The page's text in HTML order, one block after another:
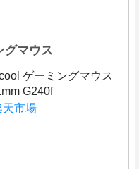
グマウス
ゲーミングマウス
G240f
天市場